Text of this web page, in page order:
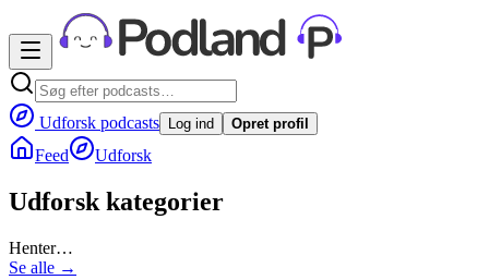
Udforsk podcasts Log ind Opret profil
Feed Udforsk
Udforsk kategorier
Henter…
Se alle →